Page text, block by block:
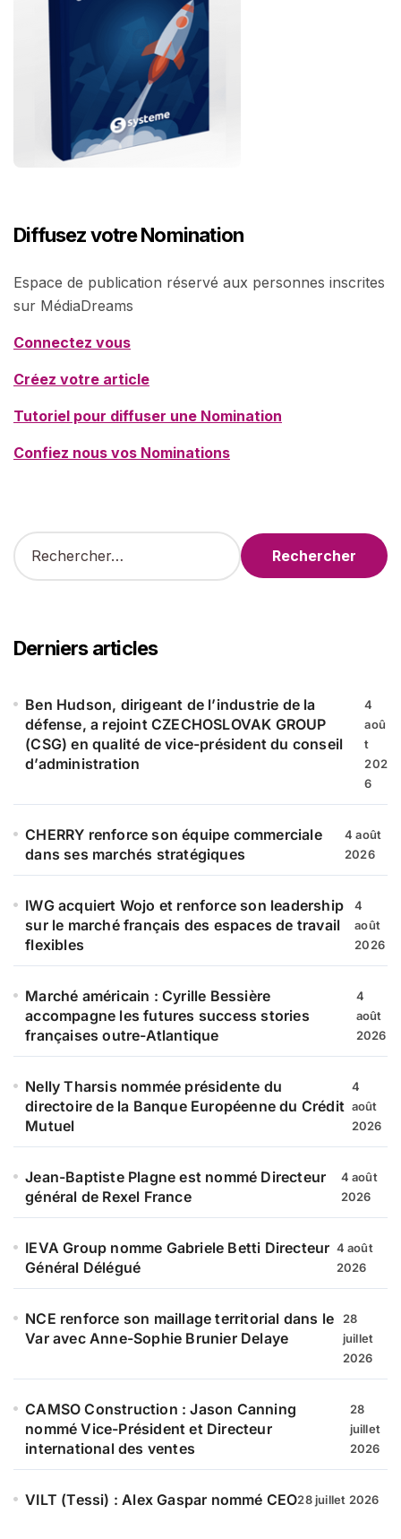
Diffusez votre Nomination
Espace de publication réservé aux personnes inscrites
sur MédiaDreams
Connectez vous
Créez votre article
Tutoriel pour diffuser une Nomination
Confiez nous vos Nominations
R
e
r
c
e
Derniers articles
Ben Hudson, dirigeant de l’industrie de la
défense, a rejoint CZECHOSLOVAK GROUP
(CSG) en qualité de vice-président du conseil
d’administration
4
aoû
t
202
6
CHERRY renforce son équipe commerciale
dans ses marchés stratégiques
4 août
2026
IWG acquiert Wojo et renforce son leadership
sur le marché français des espaces de travail
flexibles
4
août
2026
Marché américain : Cyrille Bessière
accompagne les futures success stories
françaises outre-Atlantique
4
août
2026
Nelly Tharsis nommée présidente du
directoire de la Banque Européenne du Crédit
Mutuel
4
août
2026
Jean-Baptiste Plagne est nommé Directeur
général de Rexel France
4 août
2026
IEVA Group nomme Gabriele Betti Directeur
Général Délégué
4 août
2026
NCE renforce son maillage territorial dans le
Var avec Anne-Sophie Brunier Delaye
28
juillet
2026
CAMSO Construction : Jason Canning
nommé Vice-Président et Directeur
international des ventes
28
juillet
2026
VILT (Tessi) : Alex Gaspar nommé CEO28 juillet 2026